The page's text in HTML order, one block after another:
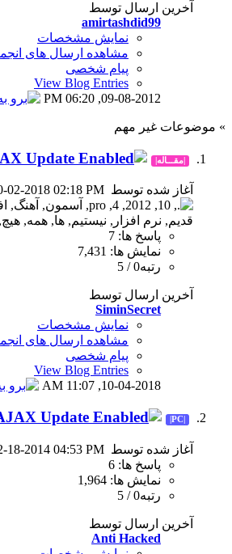
آخرین ارسال توسط
amirtashdid99
نمایش مشخصات
مشاهده ارسال های
پیام شخصی
View Blog Entries
09-08-2012,
06:20 PM
» موضوعات غیر مهم
|مقـــاله|
آغاز شده توسط 02-2018 02:18 PM
پاسخ ها: 7
نمایش ها: 7,431
رتبه0 / 5
آخرین ارسال توسط
SiminSecret
نمایش مشخصات
مشاهده ارسال های
پیام شخصی
View Blog Entries
10-04-2018,
11:07 AM
|PC|
آغاز شده توسط 18-2014 04:53 PM
پاسخ ها: 6
نمایش ها: 1,964
رتبه0 / 5
آخرین ارسال توسط
Anti Hacked